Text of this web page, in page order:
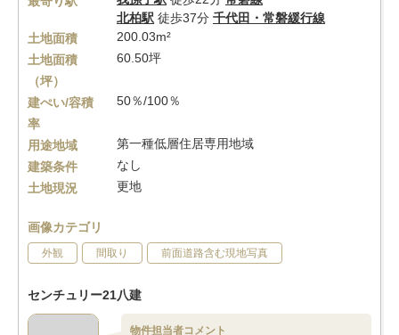
北柏駅 徒歩37分 千代田・常磐緩行線
土地面積
200.03m²
土地面積
（坪）
60.50坪
建ぺい/容積
率
50％/100％
用途地域
第一種低層住居専用地域
建築条件
なし
土地現況
更地
画像カテゴリ
外観 間取り 前面道路含む現地写真
センチュリー21八建
物件担当者コメント